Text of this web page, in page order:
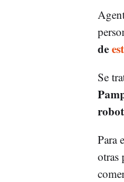
de
Se
Para
otras